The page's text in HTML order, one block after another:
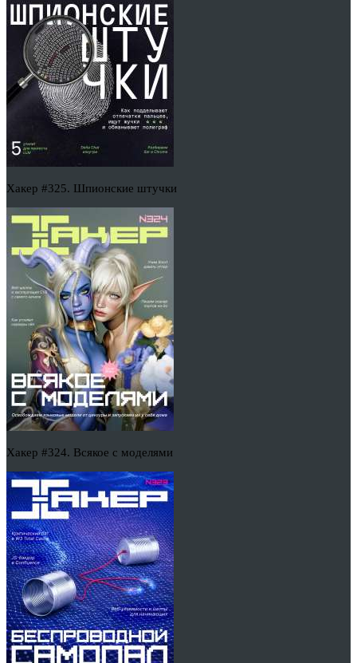
Хакер #325. Шпионские штучки
Хакер #324. Всякое с моделями